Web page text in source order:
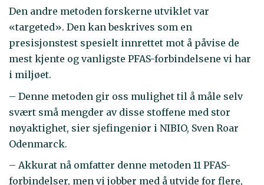
Den andre metoden forskerne utviklet var
«targeted». Den kan beskrives som en
presisjonstest spesielt innrettet mot å påvise de
mest kjente og vanligste PFAS-forbindelsene vi har
i miljøet.
– Denne metoden gir oss mulighet til å måle selv
svært små mengder av disse stoffene med stor
nøyaktighet, sier sjefingeniør i NIBIO, Sven Roar
Odenmarck.
– Akkurat nå omfatter denne metoden 11 PFAS-
forbindelser, men vi jobber med å utvide for flere,